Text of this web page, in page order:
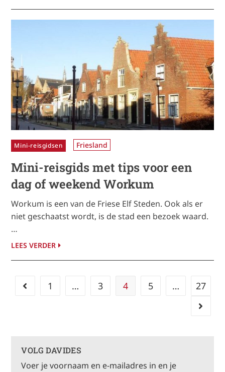
Mini-reisgidsen Friesland
Mini-reisgids met tips voor een
dag of weekend Workum
Workum is een van de Friese Elf Steden. Ook als er
niet geschaatst wordt, is de stad een bezoek waard.
…
LEES VERDER
1 … 3 4 5 … 27
VOLG DAVIDES
Voer je voornaam en e-mailadres in en je